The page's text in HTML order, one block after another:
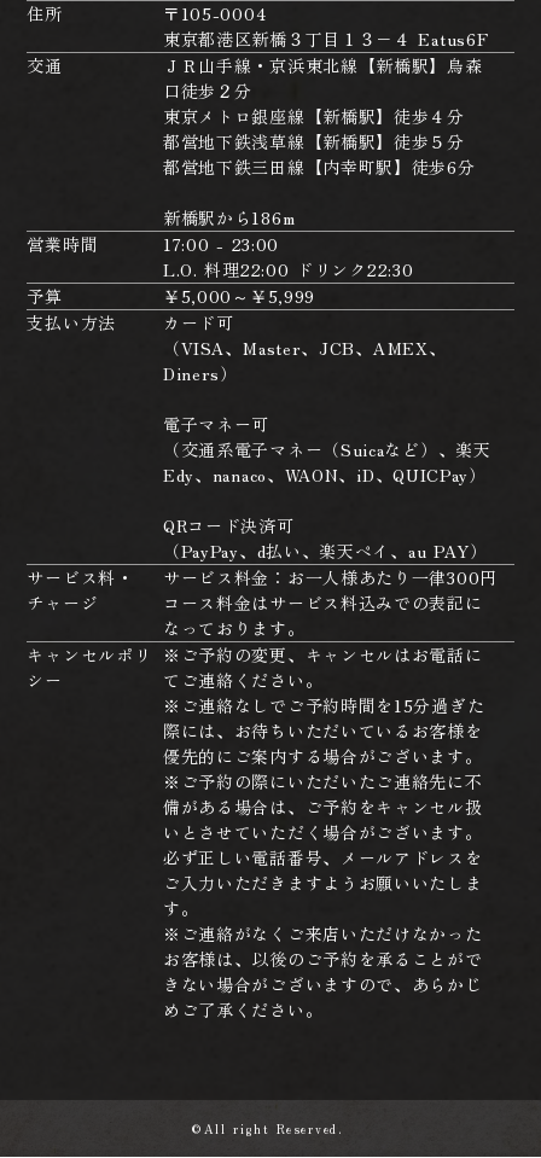
住所
〒105-0004
東京都港区新橋３丁目１３−４ Eatus6F
交通
ＪＲ山手線・京浜東北線【新橋駅】烏森
口徒歩２分
東京メトロ銀座線【新橋駅】徒歩４分
都営地下鉄浅草線【新橋駅】徒歩５分
都営地下鉄三田線【内幸町駅】徒歩6分
新橋駅から186m
営業時間
17:00 - 23:00
L.O. 料理22:00 ドリンク22:30
予算
￥5,000～￥5,999
支払い方法
カード可
（VISA、Master、JCB、AMEX、
Diners）
電子マネー可
（交通系電子マネー（Suicaなど）、楽天
Edy、nanaco、WAON、iD、QUICPay）
QRコード決済可
（PayPay、d払い、楽天ペイ、au PAY）
サービス料・
チャージ
サービス料金：お一人様あたり一律300円
コース料金はサービス料込みでの表記に
なっております。
キャンセルポリ
シー
※ご予約の変更、キャンセルはお電話に
てご連絡ください。
※ご連絡なしでご予約時間を15分過ぎた
際には、お待ちいただいているお客様を
優先的にご案内する場合がございます。
※ご予約の際にいただいたご連絡先に不
備がある場合は、ご予約をキャンセル扱
いとさせていただく場合がございます。
必ず正しい電話番号、メールアドレスを
ご入力いただきますようお願いいたしま
す。
※ご連絡がなくご来店いただけなかった
お客様は、以後のご予約を承ることがで
きない場合がございますので、あらかじ
めご了承ください。
©All right Reserved.